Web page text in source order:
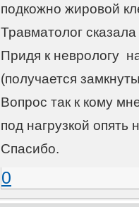
подкожно жировой
Травматолог
Придя к неврологу
(получается
Вопрос так к кому
под нагрузкой опять
Спасибо.
0